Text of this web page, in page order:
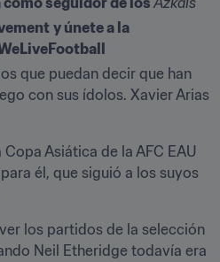
y únete a la
que puedan decir que han
con sus ídolos. Xavier Arias
Asiática de la AFC EAU
él, que siguió a los suyos
los partidos de la selección
Neil Etheridge todavía era